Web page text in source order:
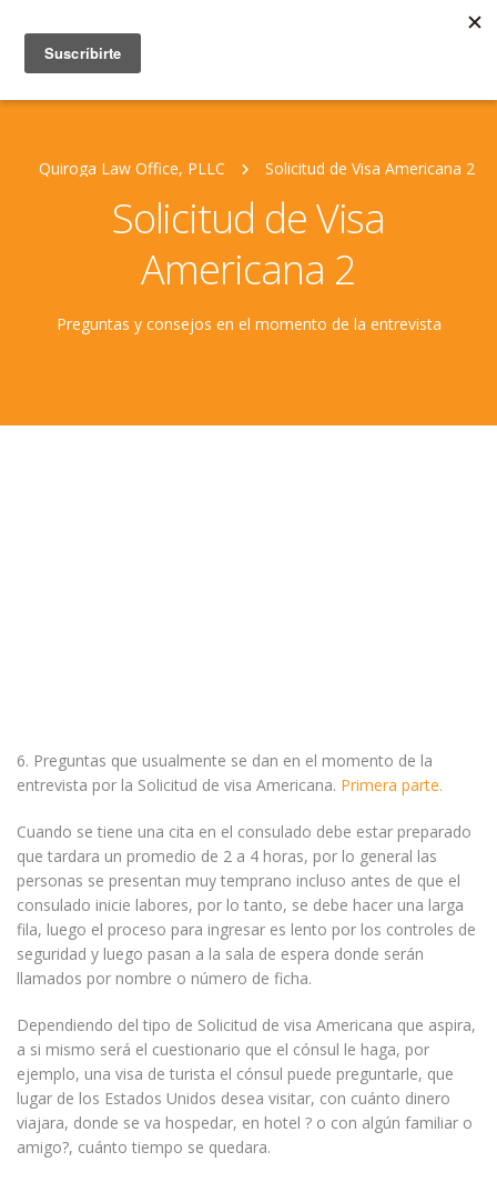
Quiroga Law Office, PLLC Solicitud de Visa Americana 2
Solicitud de Visa
Americana 2
Preguntas y consejos en el momento de la entrevista
6. Preguntas que usualmente se dan en el momento de la
entrevista por la Solicitud de visa Americana. Primera parte.
Cuando se tiene una cita en el consulado debe estar preparado
que tardara un promedio de 2 a 4 horas, por lo general las
personas se presentan muy temprano incluso antes de que el
consulado inicie labores, por lo tanto, se debe hacer una larga
fila, luego el proceso para ingresar es lento por los controles de
seguridad y luego pasan a la sala de espera donde serán
llamados por nombre o número de ficha.
Dependiendo del tipo de Solicitud de visa Americana que aspira,
a si mismo será el cuestionario que el cónsul le haga, por
ejemplo, una visa de turista el cónsul puede preguntarle, que
lugar de los Estados Unidos desea visitar, con cuánto dinero
viajara, donde se va hospedar, en hotel ? o con algún familiar o
amigo?, cuánto tiempo se quedara.